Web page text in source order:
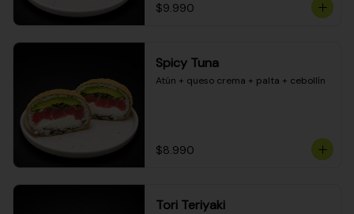
$9.990
Spicy Tuna
Atún + queso crema + palta + cebollín
$8.990
Tori Teriyaki